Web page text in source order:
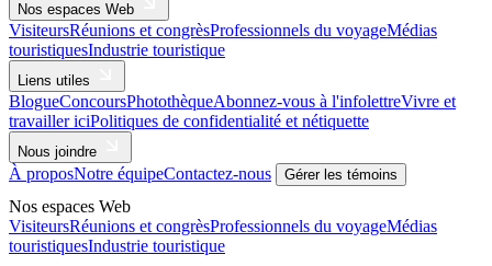
Nos espaces Web
VisiteursRéunions et congrèsProfessionnels du voyageMédias
touristiquesIndustrie touristique
Liens utiles
BlogueConcoursPhotothèqueAbonnez-vous à l'infolettreVivre et
travailler iciPolitiques de confidentialité et nétiquette
Nous joindre
À proposNotre équipeContactez-nous Gérer les témoins
Nos espaces Web
VisiteursRéunions et congrèsProfessionnels du voyageMédias
touristiquesIndustrie touristique